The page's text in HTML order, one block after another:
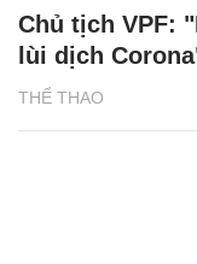
THỂ THAO
Chủ tịch VPF:
lùi dịch